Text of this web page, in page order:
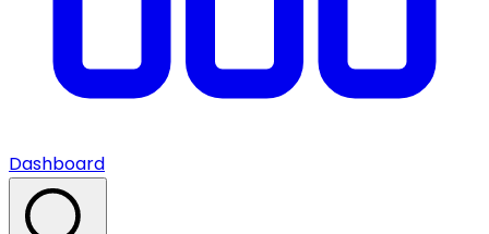
Dashboard